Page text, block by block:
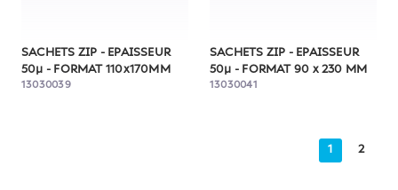
SACHETS ZIP - EPAISSEUR
50µ - FORMAT 110x170MM
13030039
SACHETS ZIP - EPAISSEUR
50µ - FORMAT 90 x 230 MM
13030041
1 2